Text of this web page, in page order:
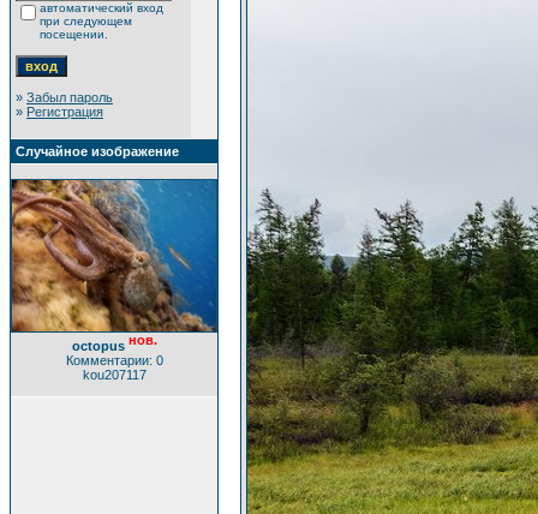
автоматический вход
при следующем
посещении.
» Забыл пароль
» Регистрация
Случайное изображение
octopus нов.
Комментарии: 0
kou207117